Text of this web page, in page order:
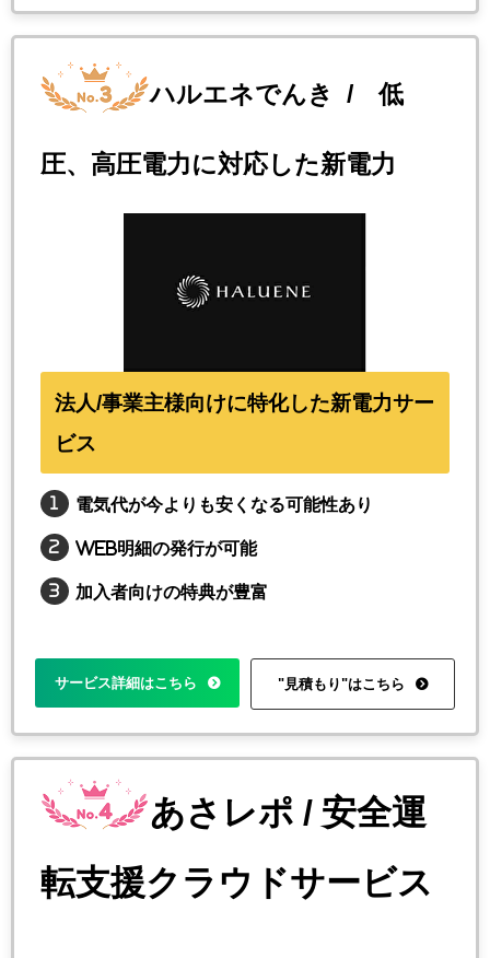
ハルエネでんき / 低
圧、高圧電力に対応した新電力
法人/事業主様向けに特化した新電力サー
ビス
電気代が今よりも安くなる可能性あり
web明細の発行が可能
加入者向けの特典が豊富
サービス詳細はこちら "見積もり"はこちら
あさレポ / 安全運
転支援クラウドサービス